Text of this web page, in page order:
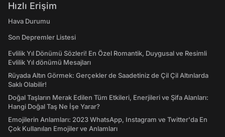
Hızlı Erişim
Hava Durumu
Son Depremler Listesi
Evlilik Yıl Dönümü Sözleri! En Özel Romantik, Duygusal ve Resimli
Evlilik Yıl dönümü Mesajları
Rüyada Altın Görmek: Gerçekler de Saadetiniz de Çil Çil Altınlarda
Saklı Olabilir!
Doğal Taşların Merak Edilen Tüm Etkileri, Enerjileri ve Şifa Alanları:
Hangi Doğal Taş Ne İşe Yarar?
Emojilerin Anlamları: 2023 WhatsApp, Instagram ve Twitter'da En
Çok Kullanılan Emojiler ve Anlamları